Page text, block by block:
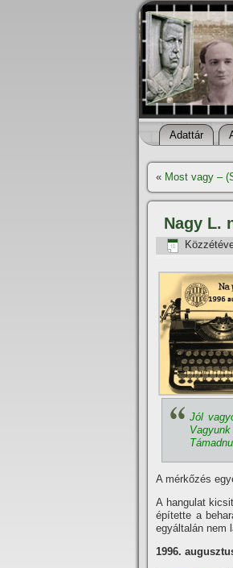
Adattár
« Most vagy –
Nagy L.
Jól
A mérkőzés
A hangulat
épí­tette a
egyáltalán nem
1996.